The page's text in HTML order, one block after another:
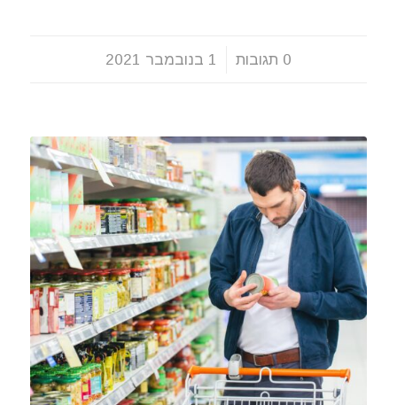
0 תגובות
/ 1 בנובמבר 2021